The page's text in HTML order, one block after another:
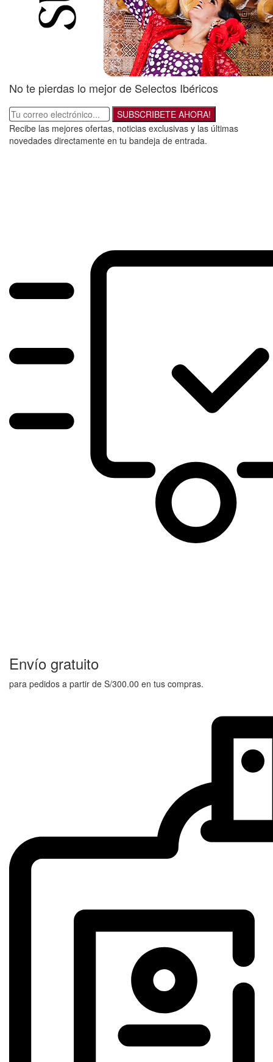
No te pierdas lo mejor de Selectos Ibéricos
SUBSCRIBETE AHORA!
Recibe las mejores ofertas, noticias exclusivas y las últimas
novedades directamente en tu bandeja de entrada.
Envío gratuito
para pedidos a partir de S/300.00 en tus compras.